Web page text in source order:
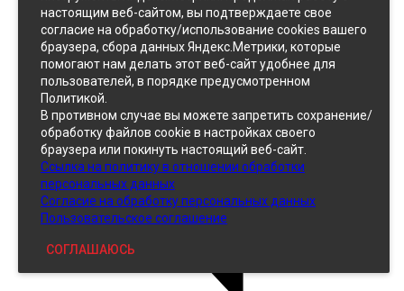
Однотонный
Принтованный
Кожзам
настоящим веб-сайтом, вы подтверждаете свое
согласие на обработку/использование cookies вашего
браузера, сбора данных Яндекс.Метрики, которые
помогают нам делать этот веб-сайт удобнее для
пользователей, в порядке предусмотренном
Политикой.
В противном случае вы можете запретить сохранение/
обработку файлов cookie в настройках своего
браузера или покинуть настоящий веб-сайт.
Ссылка на политику в отношении обработки
персональных данных
Согласие на обработку персональных данных
Пользовательское соглашение
СОГЛАШАЮСЬ